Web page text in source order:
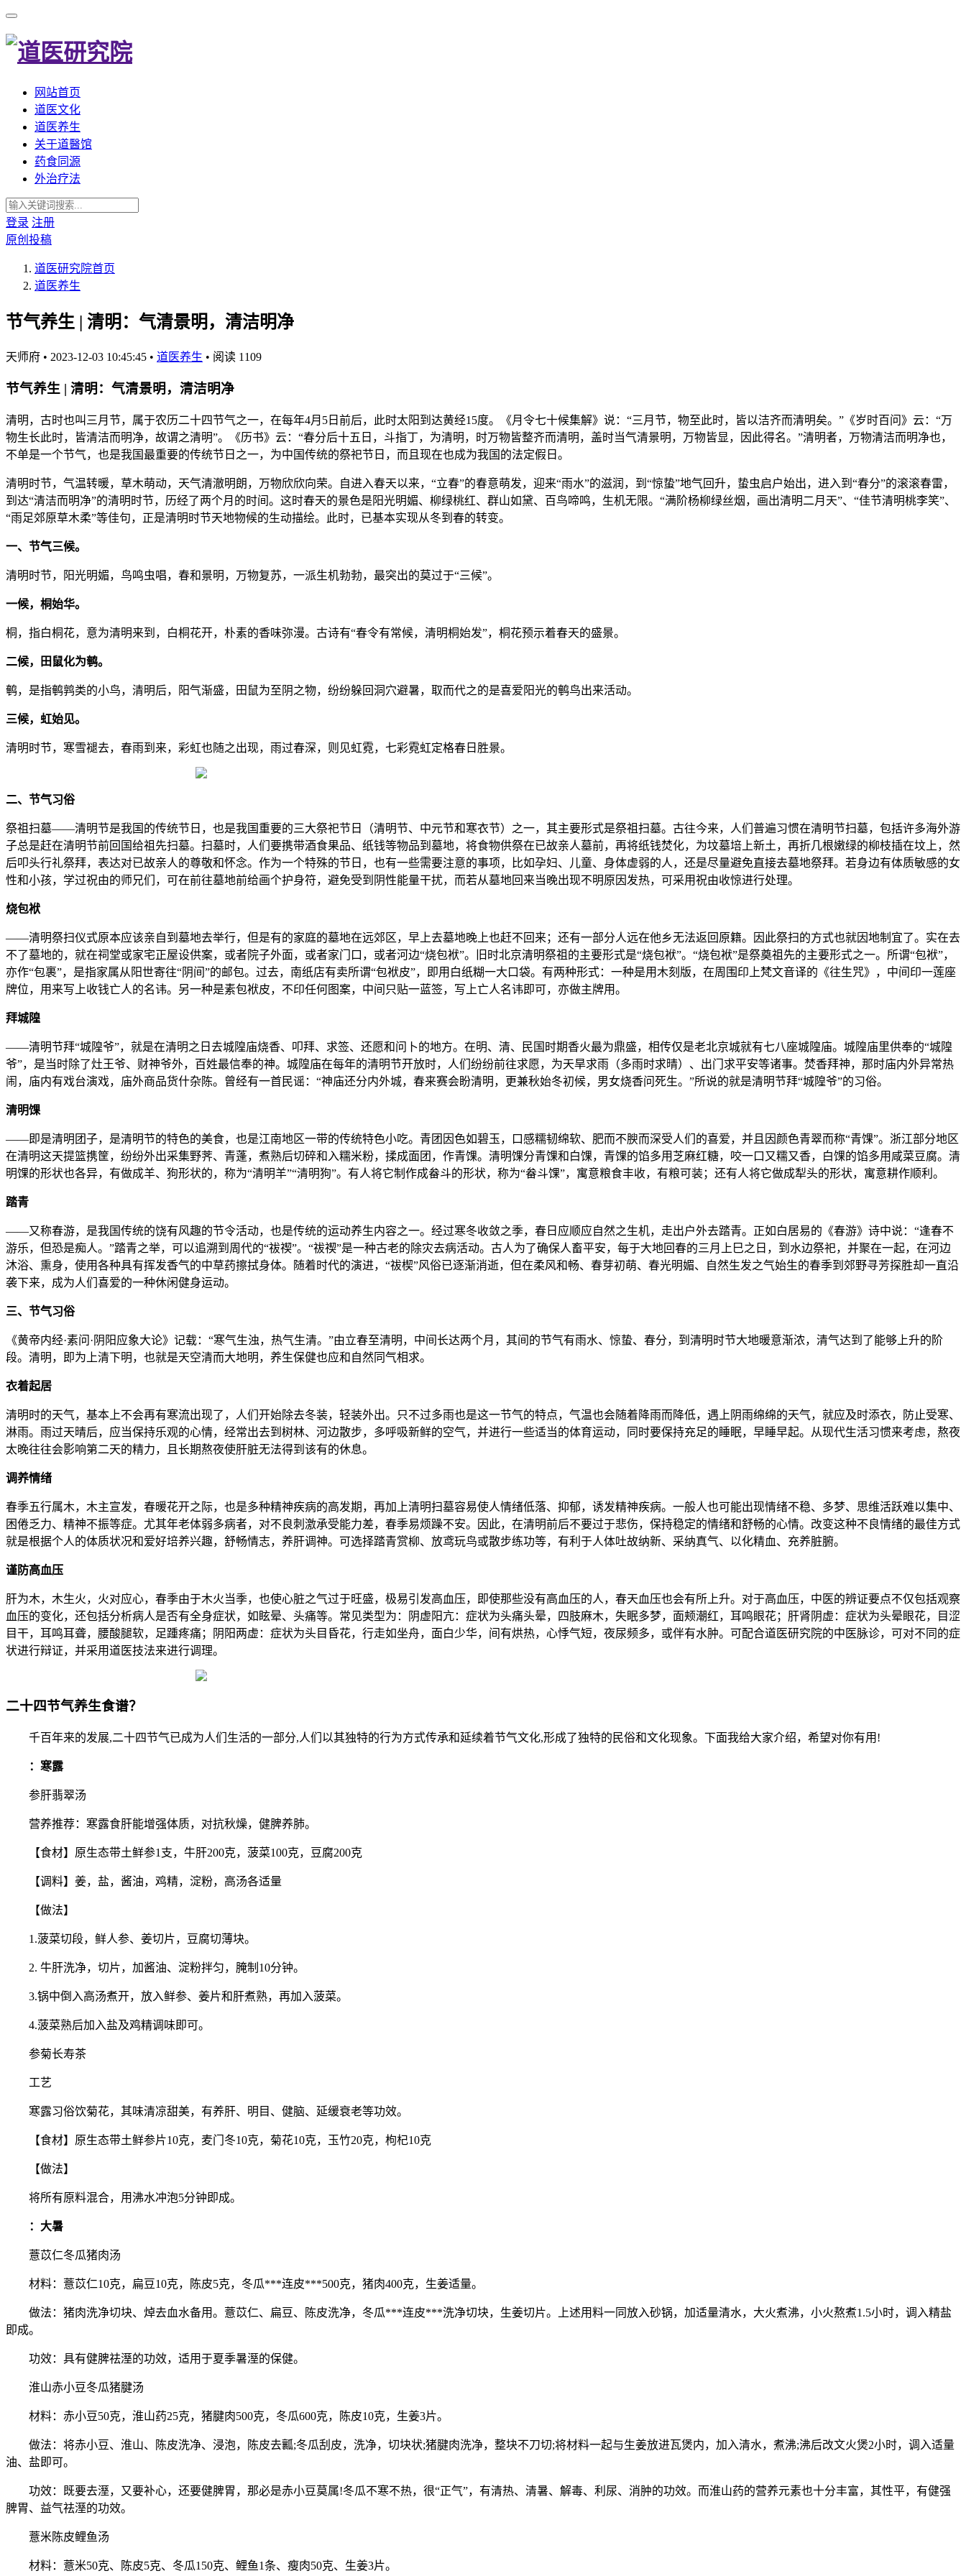
网站首页
道医文化
道医养生
关于道醫馆
药食同源
外治疗法
登录 注册
原创投稿
道医研究院首页
道医养生
节气养生 | 清明：气清景明，清洁明净
天师府 • 2023-12-03 10:45:45 • 道医养生 • 阅读 1109
节气养生 | 清明：气清景明，清洁明净
清明，古时也叫三月节，属于农历二十四节气之一，在每年4月5日前后，此时太阳到达黄经15度。《月令七十候集解》说：“三月节，物至此时，皆以洁齐而清明矣。”《岁时百问》云：“万
物生长此时，皆清洁而明净，故谓之清明”。《历书》云：“春分后十五日，斗指丁，为清明，时万物皆整齐而清明，盖时当气清景明，万物皆显，因此得名。”清明者，万物清洁而明净也，
不单是一个节气，也是我国最重要的传统节日之一，为中国传统的祭祀节日，而且现在也成为我国的法定假日。
清明时节，气温转暖，草木萌动，天气清澈明朗，万物欣欣向荣。自进入春天以来，“立春”的春意萌发，迎来“雨水”的滋润，到“惊蛰”地气回升，蛰虫启户始出，进入到“春分”的滚滚春雷，
到达“清洁而明净”的清明时节，历经了两个月的时间。这时春天的景色是阳光明媚、柳绿桃红、群山如黛、百鸟啼鸣，生机无限。“满阶杨柳绿丝烟，画出清明二月天”、“佳节清明桃李笑”、
“雨足郊原草木柔”等佳句，正是清明时节天地物候的生动描绘。此时，已基本实现从冬到春的转变。
一、节气三候。
清明时节，阳光明媚，鸟鸣虫唱，春和景明，万物复苏，一派生机勃勃，最突出的莫过于“三候”。
一候，桐始华。
桐，指白桐花，意为清明来到，白桐花开，朴素的香味弥漫。古诗有“春令有常候，清明桐始发”，桐花预示着春天的盛景。
二候，田鼠化为鹌。
鹌，是指鹌鹑类的小鸟，清明后，阳气渐盛，田鼠为至阴之物，纷纷躲回洞穴避暑，取而代之的是喜爱阳光的鹌鸟出来活动。
三候，虹始见。
清明时节，寒雪褪去，春雨到来，彩虹也随之出现，雨过春深，则见虹霓，七彩霓虹定格春日胜景。
二、节气习俗
祭祖扫墓——清明节是我国的传统节日，也是我国重要的三大祭祀节日（清明节、中元节和寒衣节）之一，其主要形式是祭祖扫墓。古往今来，人们普遍习惯在清明节扫墓，包括许多海外游
子总是赶在清明节前回国给祖先扫墓。扫墓时，人们要携带酒食果品、纸钱等物品到墓地，将食物供祭在已故亲人墓前，再将纸钱焚化，为坟墓培上新土，再折几根嫩绿的柳枝插在坟上，然
后叩头行礼祭拜，表达对已故亲人的尊敬和怀念。作为一个特殊的节日，也有一些需要注意的事项，比如孕妇、儿童、身体虚弱的人，还是尽量避免直接去墓地祭拜。若身边有体质敏感的女
性和小孩，学过祝由的师兄们，可在前往墓地前给画个护身符，避免受到阴性能量干扰，而若从墓地回来当晚出现不明原因发热，可采用祝由收惊进行处理。
烧包袱
——清明祭扫仪式原本应该亲自到墓地去举行，但是有的家庭的墓地在远郊区，早上去墓地晚上也赶不回来；还有一部分人远在他乡无法返回原籍。因此祭扫的方式也就因地制宜了。实在去
不了墓地的，就在祠堂或家宅正屋设供案，或者院子外面，或者家门口，或者河边“烧包袱”。旧时北京清明祭祖的主要形式是“烧包袱”。“烧包袱”是祭奠祖先的主要形式之一。所谓“包袱”，
亦作“包裹”，是指家属从阳世寄往“阴间”的邮包。过去，南纸店有卖所谓“包袱皮”，即用白纸糊一大口袋。有两种形式：一种是用木刻版，在周围印上梵文音译的《往生咒》，中间印一莲座
牌位，用来写上收钱亡人的名讳。另一种是素包袱皮，不印任何图案，中间只贴一蓝签，写上亡人名讳即可，亦做主牌用。
拜城隍
——清明节拜“城隍爷”，就是在清明之日去城隍庙烧香、叩拜、求签、还愿和问卜的地方。在明、清、民国时期香火最为鼎盛，相传仅是老北京城就有七八座城隍庙。城隍庙里供奉的“城隍
爷”，是当时除了灶王爷、财神爷外，百姓最信奉的神。城隍庙在每年的清明节开放时，人们纷纷前往求愿，为天旱求雨（多雨时求晴）、出门求平安等诸事。焚香拜神，那时庙内外异常热
闹，庙内有戏台演戏，庙外商品货什杂陈。曾经有一首民谣：“神庙还分内外城，春来赛会盼清明，更兼秋始冬初候，男女烧香问死生。”所说的就是清明节拜“城隍爷”的习俗。
清明馃
——即是清明团子，是清明节的特色的美食，也是江南地区一带的传统特色小吃。青团因色如碧玉，口感糯韧绵软、肥而不腴而深受人们的喜爱，并且因颜色青翠而称“青馃”。浙江部分地区
在清明这天提篮携筐，纷纷外出采集野荠、青蓬，煮熟后切碎和入糯米粉，揉成面团，作青馃。清明馃分青馃和白馃，青馃的馅多用芝麻红糖，咬一口又糯又香，白馃的馅多用咸菜豆腐。清
明馃的形状也各异，有做成羊、狗形状的，称为“清明羊”“清明狗”。有人将它制作成畚斗的形状，称为“畚斗馃”，寓意粮食丰收，有粮可装；还有人将它做成犁头的形状，寓意耕作顺利。
踏青
——又称春游，是我国传统的饶有风趣的节令活动，也是传统的运动养生内容之一。经过寒冬收敛之季，春日应顺应自然之生机，走出户外去踏青。正如白居易的《春游》诗中说：“逢春不
游乐，但恐是痴人。”踏青之举，可以追溯到周代的“祓禊”。“祓禊”是一种古老的除灾去病活动。古人为了确保人畜平安，每于大地回春的三月上巳之日，到水边祭祀，并聚在一起，在河边
沐浴、熏身，使用各种具有挥发香气的中草药擦拭身体。随着时代的演进，“祓楔”风俗已逐渐消逝，但在柔风和畅、春芽初萌、春光明媚、自然生发之气始生的春季到郊野寻芳探胜却一直沿
袭下来，成为人们喜爱的一种休闲健身运动。
三、节气习俗
《黄帝内经·素问·阴阳应象大论》记载：“寒气生浊，热气生清。”由立春至清明，中间长达两个月，其间的节气有雨水、惊蛰、春分，到清明时节大地暖意渐浓，清气达到了能够上升的阶
段。清明，即为上清下明，也就是天空清而大地明，养生保健也应和自然同气相求。
衣着起居
清明时的天气，基本上不会再有寒流出现了，人们开始除去冬装，轻装外出。只不过多雨也是这一节气的特点，气温也会随着降雨而降低，遇上阴雨绵绵的天气，就应及时添衣，防止受寒、
淋雨。雨过天晴后，应当保持乐观的心情，经常出去到树林、河边散步，多呼吸新鲜的空气，并进行一些适当的体育运动，同时要保持充足的睡眠，早睡早起。从现代生活习惯来考虑，熬夜
太晚往往会影响第二天的精力，且长期熬夜使肝脏无法得到该有的休息。
调养情绪
春季五行属木，木主宣发，春暖花开之际，也是多种精神疾病的高发期，再加上清明扫墓容易使人情绪低落、抑郁，诱发精神疾病。一般人也可能出现情绪不稳、多梦、思维活跃难以集中、
困倦乏力、精神不振等症。尤其年老体弱多病者，对不良刺激承受能力差，春季易烦躁不安。因此，在清明前后不要过于悲伤，保持稳定的情绪和舒畅的心情。改变这种不良情绪的最佳方式
就是根据个人的体质状况和爱好培养兴趣，舒畅情志，养肝调神。可选择踏青赏柳、放鸢玩鸟或散步练功等，有利于人体吐故纳新、采纳真气、以化精血、充养脏腑。
谨防高血压
肝为木，木生火，火对应心，春季由于木火当季，也使心脏之气过于旺盛，极易引发高血压，即使那些没有高血压的人，春天血压也会有所上升。对于高血压，中医的辨证要点不仅包括观察
血压的变化，还包括分析病人是否有全身症状，如眩晕、头痛等。常见类型为：阴虚阳亢：症状为头痛头晕，四肢麻木，失眠多梦，面颊潮红，耳鸣眼花；肝肾阴虚：症状为头晕眼花，目涩
目干，耳鸣耳聋，腰酸腿软，足踵疼痛；阴阳两虚：症状为头目昏花，行走如坐舟，面白少华，间有烘热，心悸气短，夜尿频多，或伴有水肿。可配合道医研究院的中医脉诊，可对不同的症
状进行辩证，并采用道医技法来进行调理。
二十四节气养生食谱？
千百年来的发展,二十四节气已成为人们生活的一部分,人们以其独特的行为方式传承和延续着节气文化,形成了独特的民俗和文化现象。下面我给大家介绍，希望对你有用!
：寒露
参肝翡翠汤
营养推荐：寒露食肝能增强体质，对抗秋燥，健脾养肺。
【食材】原生态带土鲜参1支，牛肝200克，菠菜100克，豆腐200克
【调料】姜，盐，酱油，鸡精，淀粉，高汤各适量
【做法】
1.菠菜切段，鲜人参、姜切片，豆腐切薄块。
2. 牛肝洗净，切片，加酱油、淀粉拌匀，腌制10分钟。
3.锅中倒入高汤煮开，放入鲜参、姜片和肝煮熟，再加入菠菜。
4.菠菜熟后加入盐及鸡精调味即可。
参菊长寿茶
工艺
寒露习俗饮菊花，其味清凉甜美，有养肝、明目、健脑、延缓衰老等功效。
【食材】原生态带土鲜参片10克，麦门冬10克，菊花10克，玉竹20克，枸杞10克
【做法】
将所有原料混合，用沸水冲泡5分钟即成。
：大暑
薏苡仁冬瓜猪肉汤
材料：薏苡仁10克，扁豆10克，陈皮5克，冬瓜***连皮***500克，猪肉400克，生姜适量。
做法：猪肉洗净切块、焯去血水备用。薏苡仁、扁豆、陈皮洗净，冬瓜***连皮***洗净切块，生姜切片。上述用料一同放入砂锅，加适量清水，大火煮沸，小火熬煮1.5小时，调入精盐
即成。
功效：具有健脾祛溼的功效，适用于夏季暑溼的保健。
淮山赤小豆冬瓜猪腱汤
材料：赤小豆50克，淮山药25克，猪腱肉500克，冬瓜600克，陈皮10克，生姜3片。
做法：将赤小豆、淮山、陈皮洗净、浸泡，陈皮去瓤;冬瓜刮皮，洗净，切块状;猪腱肉洗净，整块不刀切;将材料一起与生姜放进瓦煲内，加入清水，煮沸;沸后改文火煲2小时，调入适量
油、盐即可。
功效：既要去溼，又要补心，还要健脾胃，那必是赤小豆莫属!冬瓜不寒不热，很“正气”，有清热、清暑、解毒、利尿、消肿的功效。而淮山药的营养元素也十分丰富，其性平，有健强
脾胃、益气祛溼的功效。
薏米陈皮鲤鱼汤
材料：薏米50克、陈皮5克、冬瓜150克、鲤鱼1条、瘦肉50克、生姜3片。